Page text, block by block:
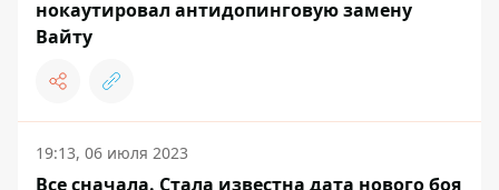
нокаутировал антидопинговую замену
Вайту
19:13, 06 июля 2023
Все сначала. Стала известна дата нового боя